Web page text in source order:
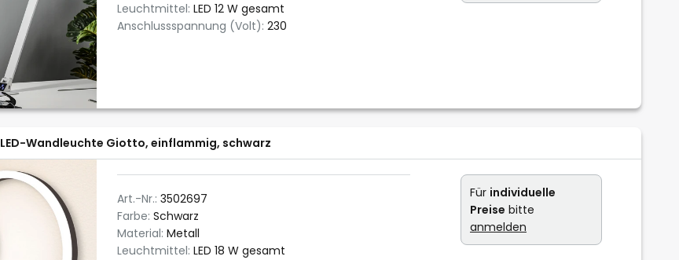
Leuchtmittel: LED 12 W gesamt
Anschlussspannung (Volt): 230
LED-Wandleuchte Giotto, einflammig, schwarz
Art.-Nr.: 3502697
Farbe: Schwarz
Material: Metall
Leuchtmittel: LED 18 W gesamt
Für individuelle
Preise bitte
anmelden